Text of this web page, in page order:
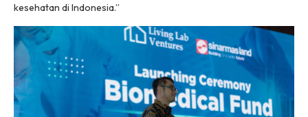
kesehatan di Indonesia.”